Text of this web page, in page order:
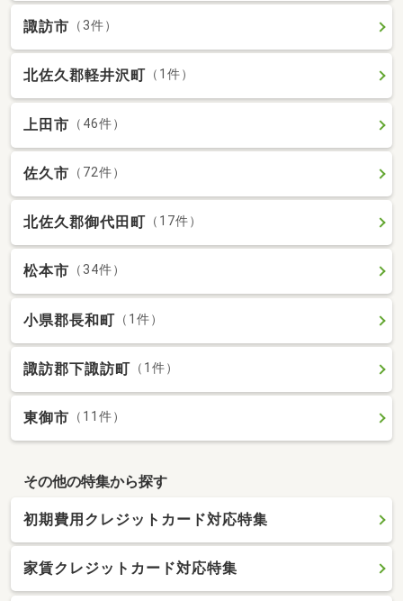
諏訪市 （3件）
北佐久郡軽井沢町 （1件）
上田市 （46件）
佐久市 （72件）
北佐久郡御代田町 （17件）
松本市 （34件）
小県郡長和町 （1件）
諏訪郡下諏訪町 （1件）
東御市 （11件）
その他の特集から探す
初期費用クレジットカード対応特集
家賃クレジットカード対応特集